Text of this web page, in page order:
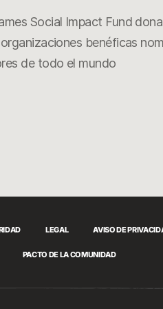
Social Impact Fund
benéficas
de todo el mundo
LEGAL AVISO DE
PACTO DE LA COMUNIDAD